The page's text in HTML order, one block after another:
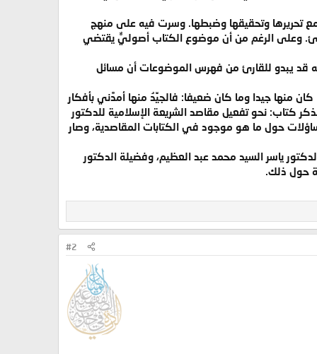
تحريرها وتحقيقها وضبطها. وسرت فيه على منهج
وعلى الرغم من أن موضوع الكتاب أصوليٌّ يقتضي
قد يبدو للقارئ من فهرس الموضوعات أن مسائل
منها جيدا وما كان ضعيفا: فالجيِّدُ منها أمدَّني بأفكار
كتاب: نحو تفعيل مقاصد الشريعة الإسلامية للدكتور
حول ما هو موجود في الكتابات المقاصدية، وصار
ياسر السيد محمد عبد العظيم، وفضيلة الدكتور
حول ذلك.
#2